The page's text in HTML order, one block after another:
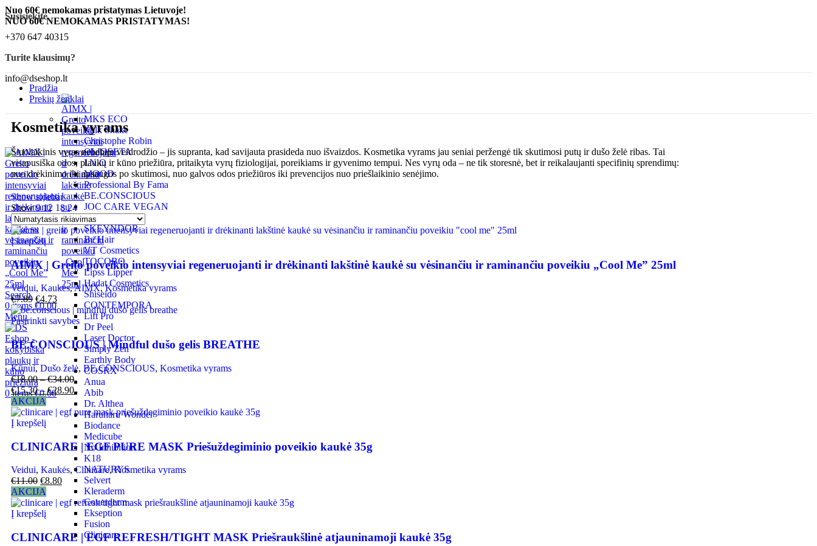
Nuo 60€ nemokamas pristatymas Lietuvoje!
NUO 60€ NEMOKAMAS PRISTATYMAS!
Susisiekite
+370 647 40315
Turite klausimų?
info@dseshop.lt
Search
0items €0.00
Menu
0items €0.00
Pradžia
Prekių ženklai
MKS ECO
Milk Shake
Christophe Robin
OLIOSETA
I.N.O
MOOD
Professional By Fama
BE.CONSCIOUS
JOC CARE VEGAN
AIMX
SKEYNDOR
Be Hair
VT Cosmetics
TOCOBO
Lipss Lipper
Hadat Cosmetics
Shiseido
CONTEMPORA
Lift Pro
Dr Peel
Laser Doctor
Simply Zen
Earthly Body
COSRX
Anua
Abib
Dr. Althea
Haruharu Wonder
Biodance
Medicube
No Inhibition
K18
NATURYS
Selvert
Kleraderm
Coverderm
Ekseption
Fusion
Clinicare
Kosmetika vyrams
Šiuolaikinis vyras nebebijo veidrodžio – jis supranta, kad savijauta prasideda nuo išvaizdos. Kosmetika vyrams jau seniai peržengė tik skutimosi putų ir dušo želė ribas. Tai
visapusiška odos, plaukų ir kūno priežiūra, pritaikyta vyrų fiziologijai, poreikiams ir gyvenimo tempui. Nes vyrų oda – ne tik storesnė, bet ir reikalaujanti specifinių sprendimų:
nuo drėkinimo iki apsaugos po skutimosi, nuo galvos odos priežiūros iki prevencijos nuo priešlaikinio senėjimo.
Show sidebar
Show912 1824
Į krepšelį
AIMX | Greito poveikio intensyviai regeneruojanti ir drėkinanti lakštinė kaukė su vėsinančiu ir raminančiu poveikiu „Cool Me” 25ml
Veidui, Kaukės,AIMX,Kosmetika vyrams
€7.89 €4.73
Pasirinkti savybes
BE.CONSCIOUS | Mindful dušo gelis BREATHE
Kūnui,Dušo želė, BE.CONSCIOUS, Kosmetika vyrams
€18.00 – €34.00
€15.30 – €28.90
AKCIJA
Į krepšelį
CLINICARE | EGF PURE MASK Priešuždegiminio poveikio kaukė 35g
Veidui, Kaukės,Clinicare,Kosmetika vyrams
€11.00 €8.80
AKCIJA
Į krepšelį
CLINICARE | EGF REFRESH/TIGHT MASK Priešraukšlinė atjauninamoji kaukė 35g